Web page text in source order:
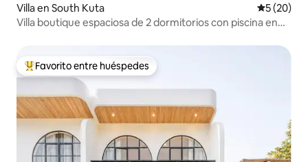
Villa en South Kuta
5 (20)
Villa boutique espaciosa de 2 dormitorios con piscina en
Favorito entre huéspedes preferido
Favorito entre huéspedes